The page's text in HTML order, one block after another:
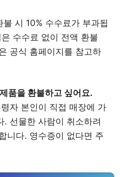
시 10% 수수료가 부과됩
수수료 없이 전액 환불
공식 홈페이지를 참고하
품을 환불하고 싶어요.
자 본인이 직접 매장에 가
. 선물한 사람이 취소하려
니다. 영수증이 없다면 주